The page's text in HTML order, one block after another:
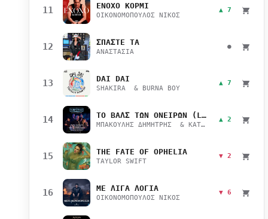
11 ΕΝΟΧΟ ΚΟΡΜΙ
ΟΙΚΟΝΟΜΟΠΟΥΛΟΣ ΝΙΚΟΣ
▲ 7
12 ΣΠΑΣΤΕ ΤΑ
ΑΝΑΣΤΑΣΙΑ
●
13 DAI DAI
SHAKIRA & BURNA BOY
▲ 7
14 ΤΟ ΒΑΛΣ ΤΩΝ ΟΝΕΙΡΩΝ (LIVE)
ΜΠΑΚΟΥΛΗΣ ΔΗΜΗΤΡΗΣ & ΚΑΤΣΙΜΙΧΑ ΜΑΡΙΑΝΑ
▲ 2
15 THE FATE OF OPHELIA
TAYLOR SWIFT
▼ 2
16 ΜΕ ΛΙΓΑ ΛΟΓΙΑ
ΟΙΚΟΝΟΜΟΠΟΥΛΟΣ ΝΙΚΟΣ
▼ 6